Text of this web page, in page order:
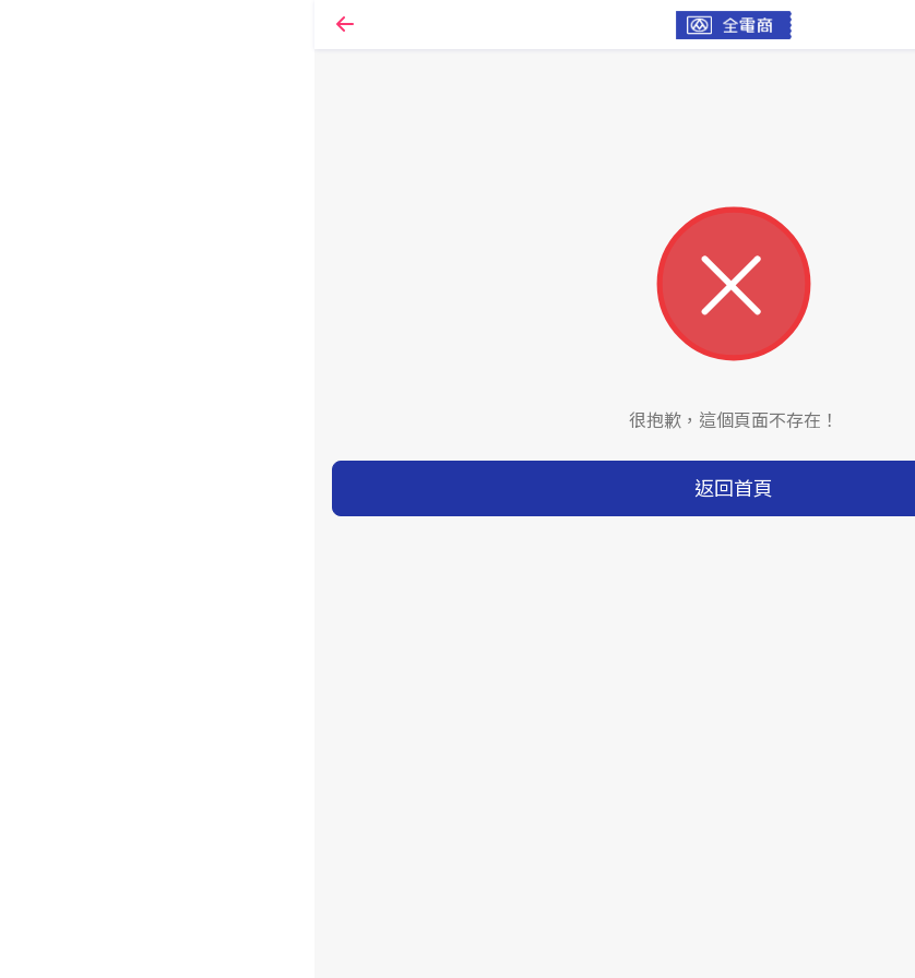
很抱歉，這個頁面不存在！
返回首頁